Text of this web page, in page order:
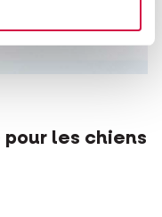
les chiens